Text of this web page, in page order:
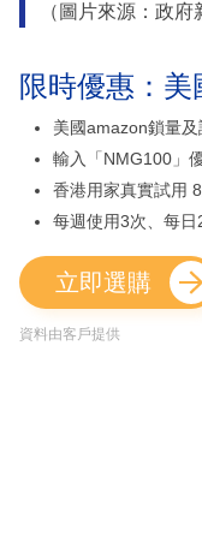
（圖片來源：政府
限時優惠：
美國amazon鎖量及
輸入「NMG100」
香港用家真實試用
每週使用3次、每
立即選購
資料由客戶提供